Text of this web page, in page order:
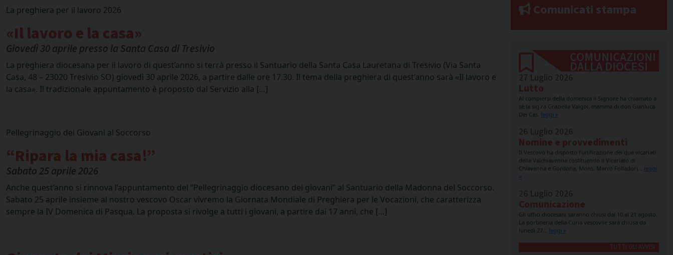
La preghiera per il lavoro 2026
«Il lavoro e la casa»
Giovedì 30 aprile presso la Santa Casa di Tresivio
La preghiera diocesana per il lavoro di quest’anno si terrà presso il Santuario della Santa Casa Lauretana di Tresivio (Via Santa
Casa, 48 – 23020 Tresivio SO) giovedì 30 aprile 2026, a partire dalle ore 17.30. Il tema della preghiera di quest’anno sarà «Il lavoro e
la casa». Il tradizionale appuntamento è proposto dal Servizio alla […]
Pellegrinaggio dei Giovani al Soccorso
“Ripara la mia casa!”
Sabato 25 aprile 2026
Anche quest’anno si rinnova l’appuntamento del “Pellegrinaggio diocesano dei giovani” al Santuario della Madonna del Soccorso.
Sabato 25 aprile insieme al nostro vescovo Oscar vivremo la Giornata Mondiale di Preghiera per le Vocazioni, che caratterizza
sempre la IV Domenica di Pasqua. La proposta si rivolge a tutti i giovani, a partire dai 17 anni, che […]
Comunicati stampa
COMUNICAZIONI
DALLA DIOCESI
27 Luglio 2026
Lutto
Al compiersi della domenica il Signore ha chiamato a
sé la sig.ra Graziella Valgoi, mamma di don Gianluca
Dei Cas. leggi »
26 Luglio 2026
Nomine e provvedimenti
Il Vescovo ha disposto l’unificazione dei due vicariati
della Valchiavenna costituendo il Vicariato di
Chiavenna e Gordona. Mons. Marco Folladori… leggi
»
26 Luglio 2026
Comunicazione
Gli uffici diocesani saranno chiusi dal 10 al 21 agosto.
La portineria della Curia vescovile sarà chiusa da
lunedì 27… leggi »
TUTTI GLI AVVISI